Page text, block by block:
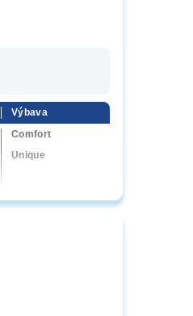
Výbava
Comfort
Unique